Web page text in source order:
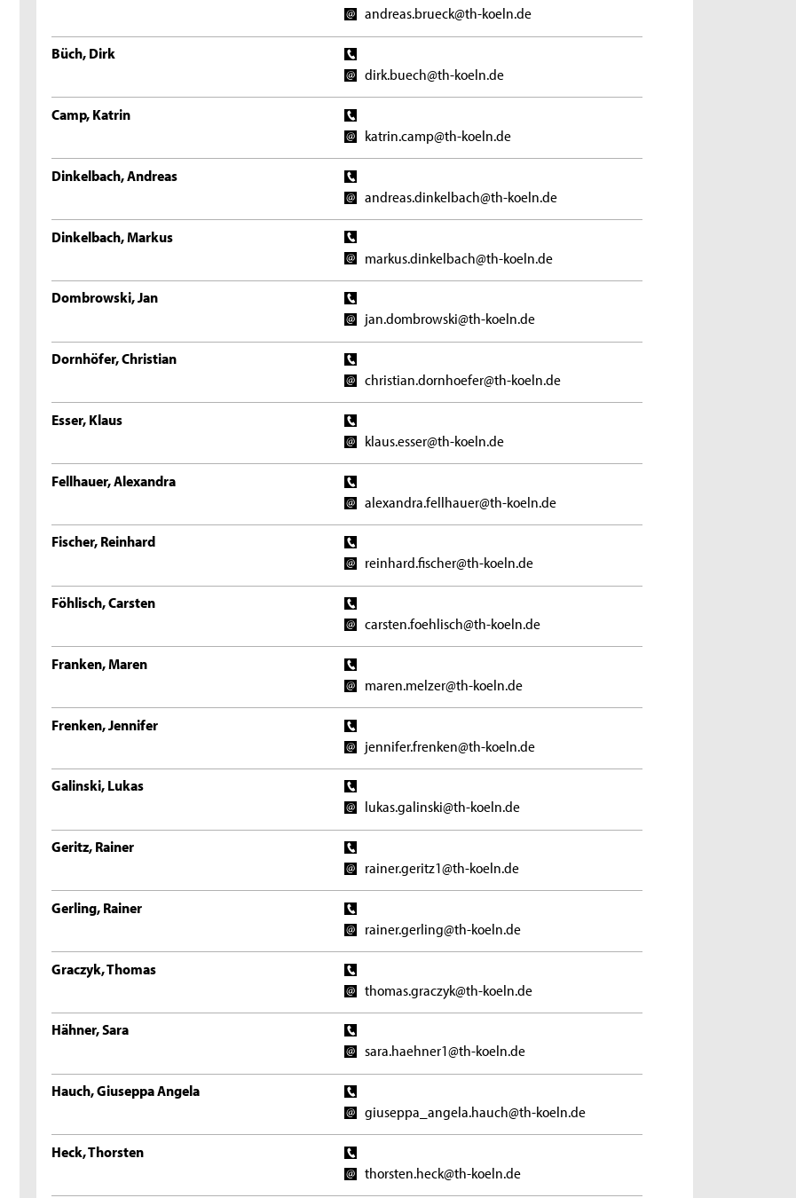
andreas.brueck@th-koeln.de
Büch, Dirk
dirk.buech@th-koeln.de
Camp, Katrin
katrin.camp@th-koeln.de
Dinkelbach, Andreas
andreas.dinkelbach@th-koeln.de
Dinkelbach, Markus
markus.dinkelbach@th-koeln.de
Dombrowski, Jan
jan.dombrowski@th-koeln.de
Dornhöfer, Christian
christian.dornhoefer@th-koeln.de
Esser, Klaus
klaus.esser@th-koeln.de
Fellhauer, Alexandra
alexandra.fellhauer@th-koeln.de
Fischer, Reinhard
reinhard.fischer@th-koeln.de
Föhlisch, Carsten
carsten.foehlisch@th-koeln.de
Franken, Maren
maren.melzer@th-koeln.de
Frenken, Jennifer
jennifer.frenken@th-koeln.de
Galinski, Lukas
lukas.galinski@th-koeln.de
Geritz, Rainer
rainer.geritz1@th-koeln.de
Gerling, Rainer
rainer.gerling@th-koeln.de
Graczyk, Thomas
thomas.graczyk@th-koeln.de
Hähner, Sara
sara.haehner1@th-koeln.de
Hauch, Giuseppa Angela
giuseppa_angela.hauch@th-koeln.de
Heck, Thorsten
thorsten.heck@th-koeln.de